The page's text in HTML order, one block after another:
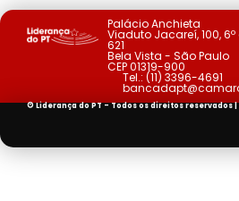
Palácio Anchieta
Viaduto Jacareí, 100,
621
Bela Vista - São Paulo
CEP 01319-900
Tel.: (11) 3396-4691
© Liderança do PT - Todos os direitos reservados |